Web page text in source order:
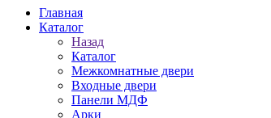
Главная
Каталог
Назад
Каталог
Межкомнатные двери
Входные двери
Панели МДФ
Арки